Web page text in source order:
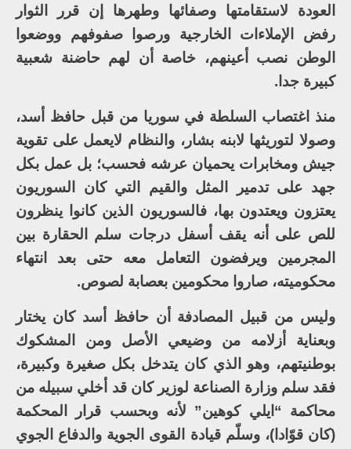
العودة لاستقامتها وصفائها وطهرها إن قرر الثوار
رفض الإملاءات الخارجية ورصوا صفوفهم ووضعوا
الوطن نصب أعينهم، خاصة أن لهم حاضنة شعبية
كبيرة جدا.
منذ اغتصاب السلطة في سوريا من قبل حافظ أسد،
وصولا لتوريثها لابنه بشار، والنظام لايعمل على تقوية
جيش ومخابرات يحميان عرشه فحسب؛ بل عمل بكل
جهد على تدمير المثل والقيم التي كان السوريون
يعتزون ويعتدون بها، فالسوريون الذين كانوا ينظرون
للص على أنه يقف أسفل درجات سلم الحقارة بين
المجرمين ويرفضون التعامل معه حتى بعد انتهاء
محكوميته، صاروا محكومين بعصابة لصوص.
وليس من قبيل المصادفة أن حافظ أسد كان يختار
وبعناية أزلامه من وضيعي الأصل ومن المشكوك
بوطنيتهم، وهو الذي كان يتدخل بكل صغيرة وكبيرة،
فقد سلم وزارة الصناعة لوزير كان قد أخلي سبيله من
محاكمة “ايلي كوهين” لأنه وبحسب قرار المحكمة
(كان قوّادا)، وسلّم قيادة القوى الجوية والدفاع الجوي